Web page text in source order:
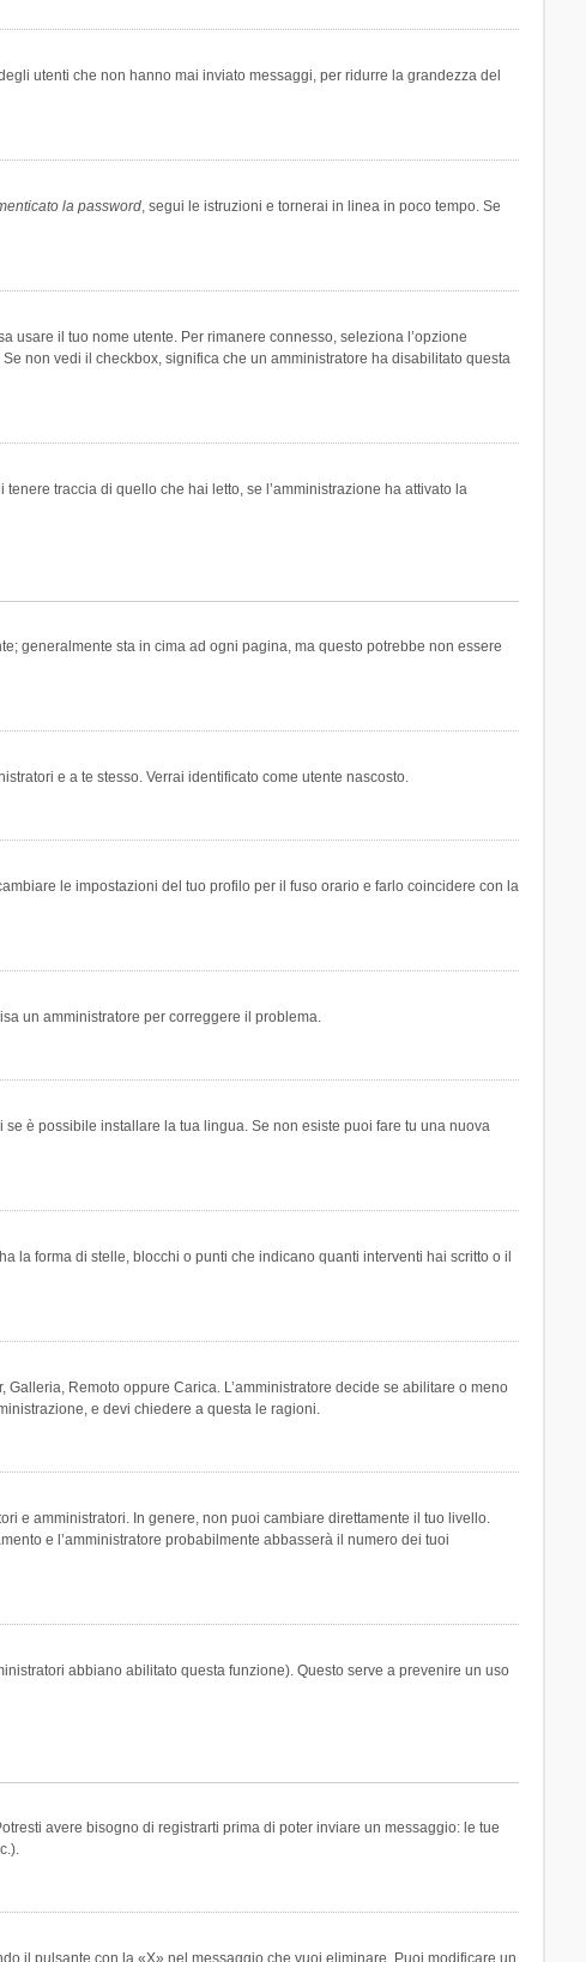
utenti che non hanno mai inviato messaggi, per ridurre la grandezza del
la password, segui le istruzioni e tornerai in linea in poco tempo. Se
il tuo nome utente. Per rimanere connesso, seleziona l’opzione
non vedi il checkbox, significa che un amministratore ha disabilitato questa
traccia di quello che hai letto, se l’amministrazione ha attivato la
generalmente sta in cima ad ogni pagina, ma questo potrebbe non essere
e a te stesso. Verrai identificato come utente nascosto.
le impostazioni del tuo profilo per il fuso orario e farlo coincidere con la
un amministratore per correggere il problema.
è possibile installare la tua lingua. Se non esiste puoi fare tu una nuova
la forma di stelle, blocchi o punti che indicano quanti interventi hai scritto o il
Remoto oppure Carica. L’amministratore decide se abilitare o meno
e devi chiedere a questa le ragioni.
e amministratori. In genere, non puoi cambiare direttamente il tuo livello.
e l’amministratore probabilmente abbasserà il numero dei tuoi
abbiano abilitato questa funzione). Questo serve a prevenire un uso
avere bisogno di registrarti prima di poter inviare un messaggio: le tue
il pulsante con la «X» nel messaggio che vuoi eliminare. Puoi modificare un